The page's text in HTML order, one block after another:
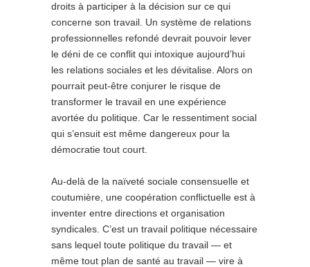
droits à participer à la décision sur ce qui
concerne son travail. Un système de relations
professionnelles refondé devrait pouvoir lever
le déni de ce conflit qui intoxique aujourd’hui
les relations sociales et les dévitalise. Alors on
pourrait peut-être conjurer le risque de
transformer le travail en une expérience
avortée du politique. Car le ressentiment social
qui s’ensuit est même dangereux pour la
démocratie tout court.
Au-delà de la naïveté sociale consensuelle et
coutumière, une coopération conflictuelle est à
inventer entre directions et organisation
syndicales. C’est un travail politique nécessaire
sans lequel toute politique du travail — et
même tout plan de santé au travail — vire à